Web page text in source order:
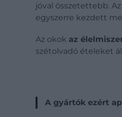
jóval összetettebb.
egyszerre kezdett
Az okok az
szétolvadó ételeket
A gyártók ezért